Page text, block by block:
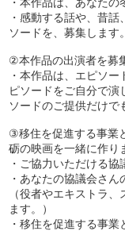
・感動する話や、昔
ソードを、募集します。
②本作品の出演者を募
・本作品は、エピソ
ピソードをご自分で
ソードのご提供だけで
③移住を促進する事業
砺の映画を一緒に作り
・ご協力いただける協
・あなたの協議会さん
（役者やエキストラ
ます。）
・移住を促進する事